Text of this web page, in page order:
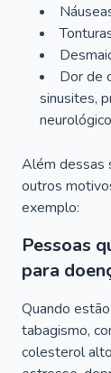
Dor de
sinusites,
Além dessas
outros
exemplo:
Pessoas
para
Quando
tabagismo,
colesterol